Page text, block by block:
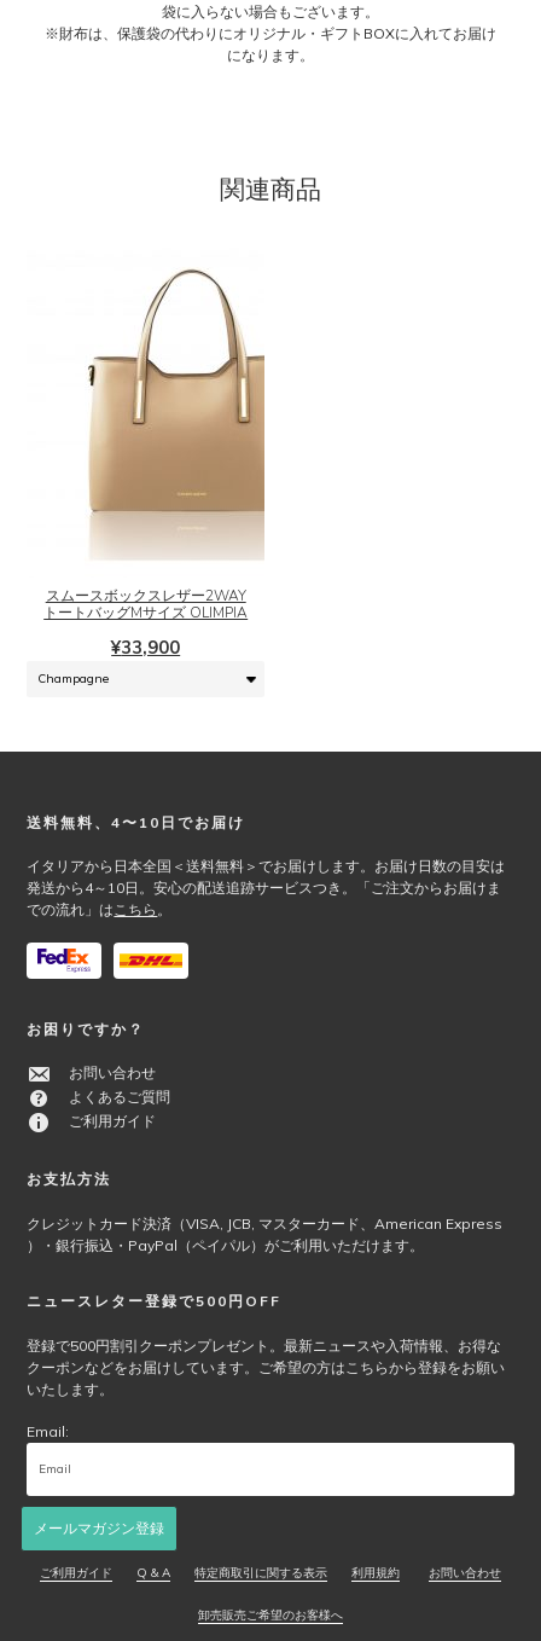
袋に入らない場合もございます。
※財布は、保護袋の代わりにオリジナル・ギフトBOXに入れてお届け
になります。
関連商品
スムースボックスレザー2WAY
トートバッグMサイズ OLIMPIA
¥33,900
の
品
は
数
ン
が
あ
り
ま
シ
ョ
ン
ペ
ー
か
選
択
ま
Footer
送料無料、4〜10日でお届け
イタリアから日本全国＜送料無料＞でお届けします。お届け日数の目安は
発送から4～10日。安心の配送追跡サービスつき。「ご注文からお届けま
での流れ」はこちら 。
お困りですか？
お問い合わせ
よくあるご質問
ご利用ガイド
お支払方法
クレジットカード決済（VISA, JCB, マスターカード、American Express
）・銀行振込・PayPal（ペイパル）がご利用いただけます。
ニュースレター登録で500円OFF
登録で500円割引クーポンプレゼント。最新ニュースや入荷情報、お得な
クーポンなどをお届けしています。ご希望の方はこちらから登録をお願い
いたします。
Email:
メールマガジン登録
ご利用ガイド Q & A 特定商取引に関する表示 利用規約 お問い合わせ
卸売販売ご希望のお客様へ